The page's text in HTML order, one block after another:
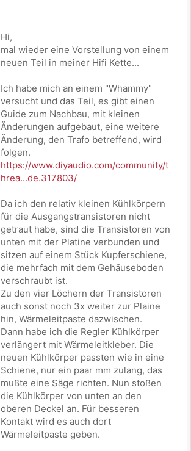
Hi,
mal wieder eine Vorstellung von einem
neuen Teil in meiner Hifi Kette...
Ich habe mich an einem "Whammy"
versucht und das Teil, es gibt einen
Guide zum Nachbau, mit kleinen
Änderungen aufgebaut, eine weitere
Änderung, den Trafo betreffend, wird
folgen.
https://www.diyaudio.com/community/t
hrea...de.317803/
Da ich den relativ kleinen Kühlkörpern
für die Ausgangstransistoren nicht
getraut habe, sind die Transistoren von
unten mit der Platine verbunden und
sitzen auf einem Stück Kupferschiene,
die mehrfach mit dem Gehäuseboden
verschraubt ist.
Zu den vier Löchern der Transistoren
auch sonst noch 3x weiter zur Plaine
hin, Wärmeleitpaste dazwischen.
Dann habe ich die Regler Kühlkörper
verlängert mit Wärmeleitkleber. Die
neuen Kühlkörper passten wie in eine
Schiene, nur ein paar mm zulang, das
mußte eine Säge richten. Nun stoßen
die Kühlkörper von unten an den
oberen Deckel an. Für besseren
Kontakt wird es auch dort
Wärmeleitpaste geben.